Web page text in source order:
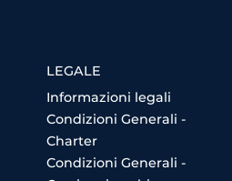
LEGALE
Informazioni legali
Condizioni Generali -
Charter
Condizioni Generali -